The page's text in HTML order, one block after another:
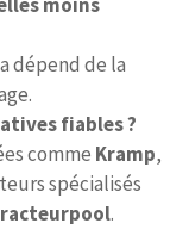
dépend de la
fiables ?
comme Kramp,
spécialisés
.